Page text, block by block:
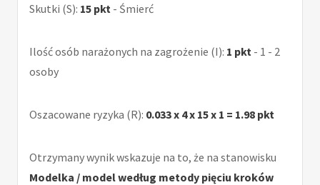
Skutki (S): 15 pkt - Śmierć
Ilość osób narażonych na zagrożenie (I): 1 pkt - 1 - 2
osoby
Oszacowane ryzyka (R): 0.033 x 4 x 15 x 1 = 1.98 pkt
Otrzymany wynik wskazuje na to, że na stanowisku
Modelka / model według metody pięciu kroków